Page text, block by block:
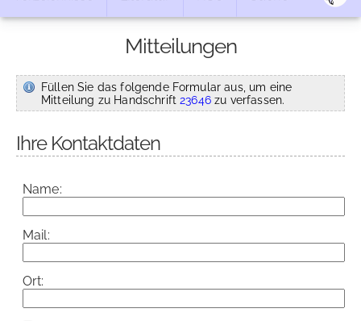
Mitteilungen
Füllen Sie das folgende Formular aus, um eine
Mitteilung zu Handschrift23646zu verfassen.
Ihre Kontaktdaten
Name:
Mail:
Ort: